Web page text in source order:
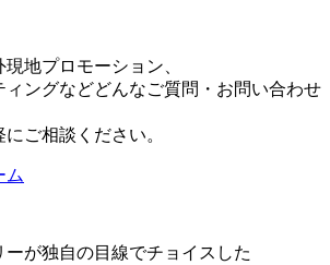
地プロモーション、
ィングなどどんなご質問・お問い合わせ
ご相談ください。
ム
が独自の目線でチョイスした